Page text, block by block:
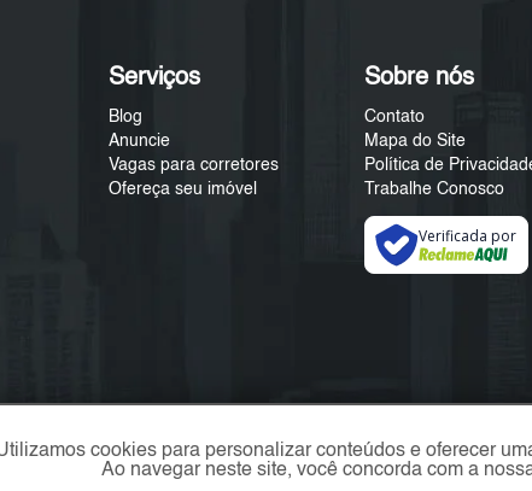
Serviços
Blog
Anuncie
Vagas para corretores
Ofereça seu imóvel
Sobre nós
Contato
Mapa do Site
Política de
Trabalhe Conosco
Verificada por
cookies para personalizar conteúdos e oferecer
Ao navegar neste site, você concorda com a